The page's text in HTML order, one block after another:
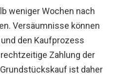
weniger Wochen nach
Versäumnisse können
den Kaufprozess
Zahlung der
ist daher